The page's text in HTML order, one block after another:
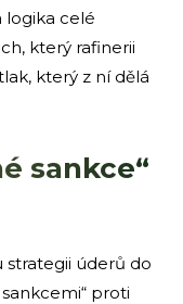
logika celé
který rafinerii
který z ní dělá
sankce“
strategii úderů do
proti